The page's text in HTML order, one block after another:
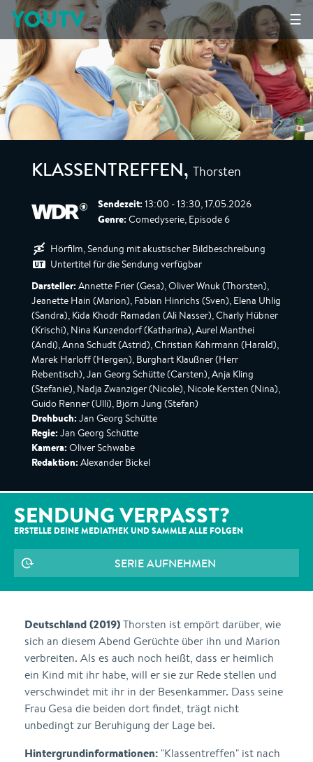
☰
YOUTV
KLASSENTREFFEN, Thorsten
Sendezeit: 13:00 - 13:30, 17.05.2026
Genre: Comedyserie, Episode 6
Hörfilm, Sendung mit akustischer Bildbeschreibung
Untertitel für die Sendung verfügbar
Darsteller: Annette Frier (Gesa), Oliver Wnuk (Thorsten),
Jeanette Hain (Marion), Fabian Hinrichs (Sven), Elena Uhlig
(Sandra), Kida Khodr Ramadan (Ali Nasser), Charly Hübner
(Krischi), Nina Kunzendorf (Katharina), Aurel Manthei
(Andi), Anna Schudt (Astrid), Christian Kahrmann (Harald),
Marek Harloff (Hergen), Burghart Klaußner (Herr
Rebentisch), Jan Georg Schütte (Carsten), Anja Kling
(Stefanie), Nadja Zwanziger (Nicole), Nicole Kersten (Nina),
Guido Renner (Ulli), Björn Jung (Stefan)
Drehbuch: Jan Georg Schütte
Regie: Jan Georg Schütte
Kamera: Oliver Schwabe
Redaktion: Alexander Bickel
SENDUNG VERPASST?
ERSTELLE DEINE MEDIATHEK UND SAMMLE ALLE FOLGEN
SERIE AUFNEHMEN
Deutschland (2019)Thorsten ist empört darüber, wie
sich an diesem Abend Gerüchte über ihn und Marion
verbreiten. Als es auch noch heißt, dass er heimlich
ein Kind mit ihr habe, will er sie zur Rede stellen und
verschwindet mit ihr in der Besenkammer. Dass seine
Frau Gesa die beiden dort findet, trägt nicht
unbedingt zur Beruhigung der Lage bei.
Hintergrundinformationen: "Klassentreffen" ist nach